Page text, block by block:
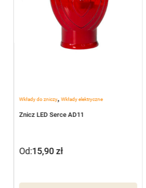
Wkłady do zniczy, Wkłady elektryczne
Znicz LED Serce AD11
Od:15,90zł